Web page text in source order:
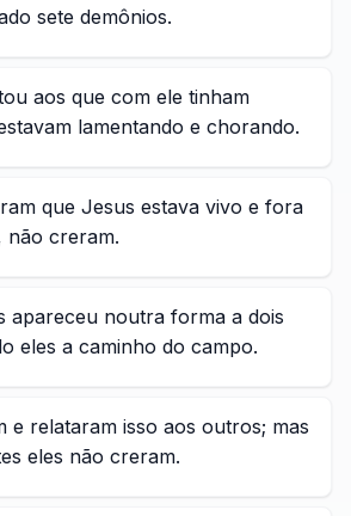
sete demônios.
aos que com ele tinham
lamentando e chorando.
que Jesus estava vivo e fora
não creram.
apareceu noutra forma a dois
eles a caminho do campo.
e relataram isso aos outros; mas
eles não creram.